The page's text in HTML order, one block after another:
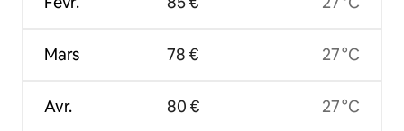
Mars
Avr.
78 €
80 €
27 °C
27 °C